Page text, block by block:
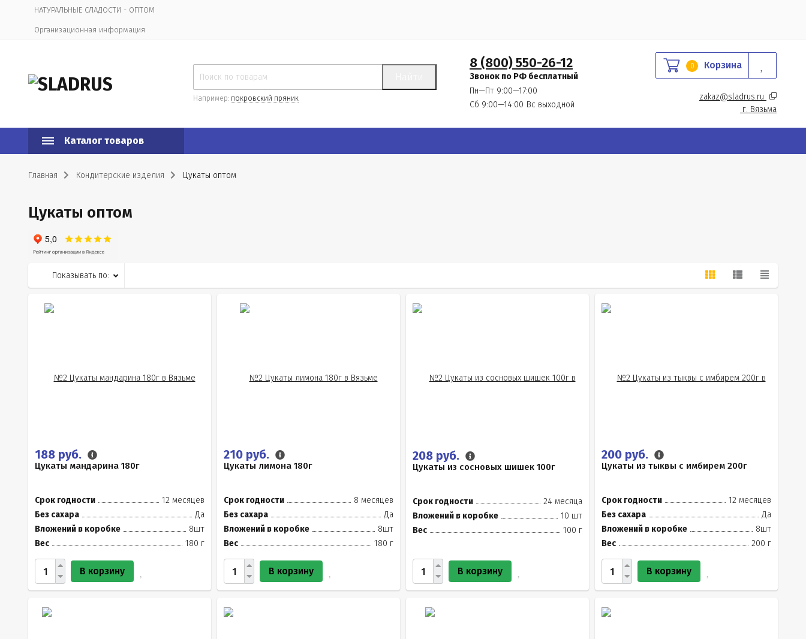
НАТУРАЛЬНЫЕ СЛАДОСТИ - ОПТОМ
Организационная информация
Например: покровский пряник
8 (800) 550-26-12
Звонок по РФ бесплатный
Пн—Пт 9:00—17:00
Сб 9:00—14:00 Вс выходной
0 Корзина
zakaz@sladrus.ru
г. Вязьма
Каталог товаров
Главная Кондитерские изделия Цукаты оптом
Цукаты оптом
Показывать по:
188 руб.
Цукаты мандарина 180г
Срок годности
12 месяцев
Без сахара
Да
Вложений в коробке
8шт
Вес
180 г
В корзину
210 руб.
Цукаты лимона 180г
Срок годности
8 месяцев
Без сахара
Да
Вложений в коробке
8шт
Вес
180 г
В корзину
208 руб.
Цукаты из сосновых шишек 100г
Срок годности
24 месяца
Вложений в коробке
10 шт
Вес
100 г
В корзину
200 руб.
Цукаты из тыквы с имбирем 200г
Срок годности
12 месяцев
Без сахара
Да
Вложений в коробке
8шт
Вес
200 г
В корзину